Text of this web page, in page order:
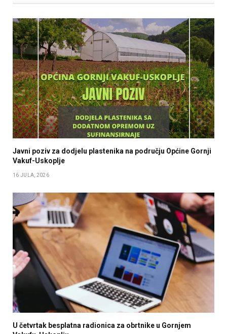
Javni poziv za dodjelu plastenika na području Općine Gornji
Vakuf-Uskoplje
16 JULA, 2026
U četvrtak besplatna radionica za obrtnike u Gornjem